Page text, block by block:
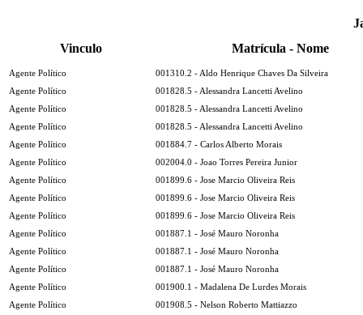
Vinculo
Matrícula - Nome
Agente Político
001310.2 - Aldo Henrique Chaves Da Silveira
Agente Político
001828.5 - Alessandra Lancetti Avelino
Agente Político
001828.5 - Alessandra Lancetti Avelino
Agente Político
001828.5 - Alessandra Lancetti Avelino
Agente Político
001884.7 - Carlos Alberto Morais
Agente Político
002004.0 - Joao Torres Pereira Junior
Agente Político
001899.6 - Jose Marcio Oliveira Reis
Agente Político
001899.6 - Jose Marcio Oliveira Reis
Agente Político
001899.6 - Jose Marcio Oliveira Reis
Agente Político
001887.1 - José Mauro Noronha
Agente Político
001887.1 - José Mauro Noronha
Agente Político
001887.1 - José Mauro Noronha
Agente Político
001900.1 - Madalena De Lurdes Morais
Agente Político
001908.5 - Nelson Roberto Mattiazzo